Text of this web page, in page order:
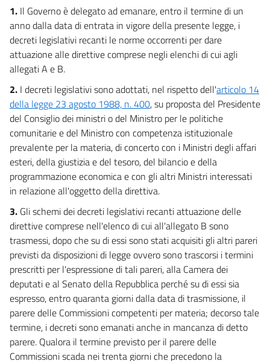
19
20
21
22
23
24
25
26
27
28
29
30
Allegati
Allegato A
Allegato A
Allegato B
Allegato B
Allegato C
1. Il Governo è delegato ad emanare, entro il termine di un
anno dalla data di entrata in vigore della presente legge, i
decreti legislativi recanti le norme occorrenti per dare
attuazione alle direttive comprese negli elenchi di cui agli
allegati A e B.
2. I decreti legislativi sono adottati, nel rispetto dell'articolo 14
della legge 23 agosto 1988, n. 400, su proposta del Presidente
del Consiglio dei ministri o del Ministro per le politiche
comunitarie e del Ministro con competenza istituzionale
prevalente per la materia, di concerto con i Ministri degli affari
esteri, della giustizia e del tesoro, del bilancio e della
programmazione economica e con gli altri Ministri interessati
in relazione all'oggetto della direttiva.
3. Gli schemi dei decreti legislativi recanti attuazione delle
direttive comprese nell'elenco di cui all'allegato B sono
trasmessi, dopo che su di essi sono stati acquisiti gli altri pareri
previsti da disposizioni di legge ovvero sono trascorsi i termini
prescritti per l'espressione di tali pareri, alla Camera dei
deputati e al Senato della Repubblica perché su di essi sia
espresso, entro quaranta giorni dalla data di trasmissione, il
parere delle Commissioni competenti per materia; decorso tale
termine, i decreti sono emanati anche in mancanza di detto
parere. Qualora il termine previsto per il parere delle
Commissioni scada nei trenta giorni che precedono la